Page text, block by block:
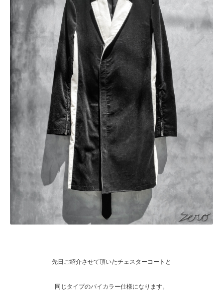
先日ご紹介させて頂いたチェスターコートと
同じタイプのバイカラー仕様になります。